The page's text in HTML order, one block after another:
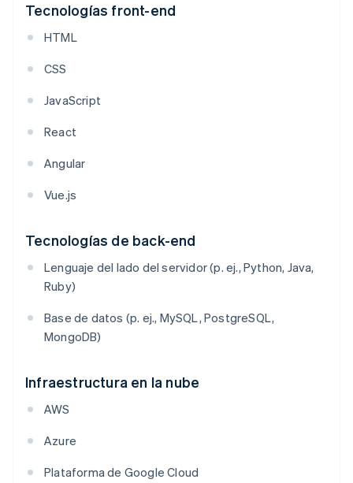
Tecnologías front-end
HTML
CSS
JavaScript
React
Angular
Vue.js
Tecnologías de back-end
Lenguaje del lado del servidor (p. ej., Python, Java,
Ruby)
Base de datos (p. ej., MySQL, PostgreSQL,
MongoDB)
Infraestructura en la nube
AWS
Azure
Plataforma de Google Cloud